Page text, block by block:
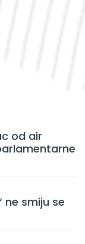
od air
ne smiju se